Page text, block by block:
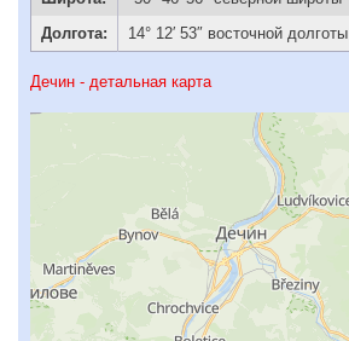
Долгота:
14° 12′ 53″ восточной долготы
Дечин - детальная карта